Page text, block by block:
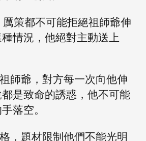
厲策都不可能拒絕祖師爺伸
情況，他絕對主動送上
師爺，對方每一次向他伸
是致命的誘惑，他不可能
落空。
，題材限制他們不能光明